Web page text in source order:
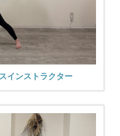
インストラクター